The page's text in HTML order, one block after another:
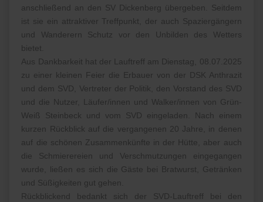
anschließend an den SV Dickenberg übergeben. Seitdem
ist sie ein attraktiver Treffpunkt, der auch Spaziergängern
und Wanderern Schutz vor den Unbilden des Wetters
bietet.
Aus Dankbarkeit hat der Lauftreff am Dienstag, 08.07.2025
zu einer kleinen Feier die Erbauer von der DSK Anthrazit
und dem SVD, Vertreter der Politik, den Vorstand des SVD
und die Nutzer, Läufer/innen und Walker/innen von Grün-
Weiß Steinbeck und vom SVD eingeladen. Nach einem
kurzen Rückblick auf die vergangenen 20 Jahre, in denen
auf die schönen Zusammenkünfte in der Hütte, aber auch
die Schmierereien und Verschmutzungen eingegangen
wurde, ließen es sich die Gäste bei Bratwurst, Getränken
und Süßigkeiten gut gehen.
Rückblickend bedankt sich der SVD-Lauftreff bei den